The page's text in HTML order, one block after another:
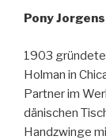
Pony
1903 gründete
Holman in
Partner im
dänischen
Handzwinge